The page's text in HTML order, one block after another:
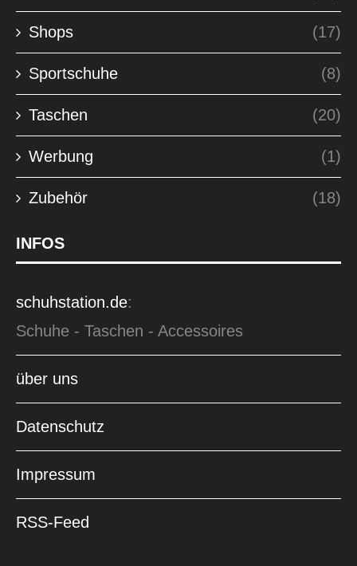
Shops (17)
Sportschuhe (8)
Taschen (20)
Werbung (1)
Zubehör (18)
INFOS
schuhstation.de:
Schuhe - Taschen - Accessoires
über uns
Datenschutz
Impressum
RSS-Feed